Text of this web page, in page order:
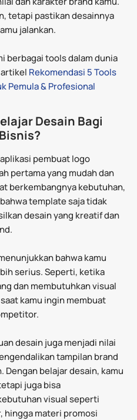
tetapi pastikan desainnya
jalankan.
berbagai tools dalam dunia
Rekomendasi 5 Tools
Pemula & Profesional
Desain Bagi
pembuat logo
pertama yang mudah dan
berkembangnya kebutuhan,
template saja tidak
desain yang kreatif dan
bahwa kamu
serius. Seperti, ketika
dan membutuhkan visual
kamu ingin membuat
desain juga menjadi nilai
tampilan brand
belajar desain, kamu
juga bisa
visual seperti
hingga materi promosi